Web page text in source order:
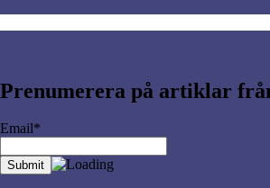
Prenumerera på artiklar
Email*